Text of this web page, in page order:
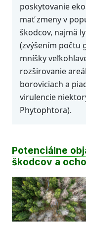
poskytovanie
mať zmeny v
škodcov, najmä
(zvýšením počtu
mníšky
rozširovanie
boroviciach a
virulencie
Phytophtora).
Potenciálne
škodcov a